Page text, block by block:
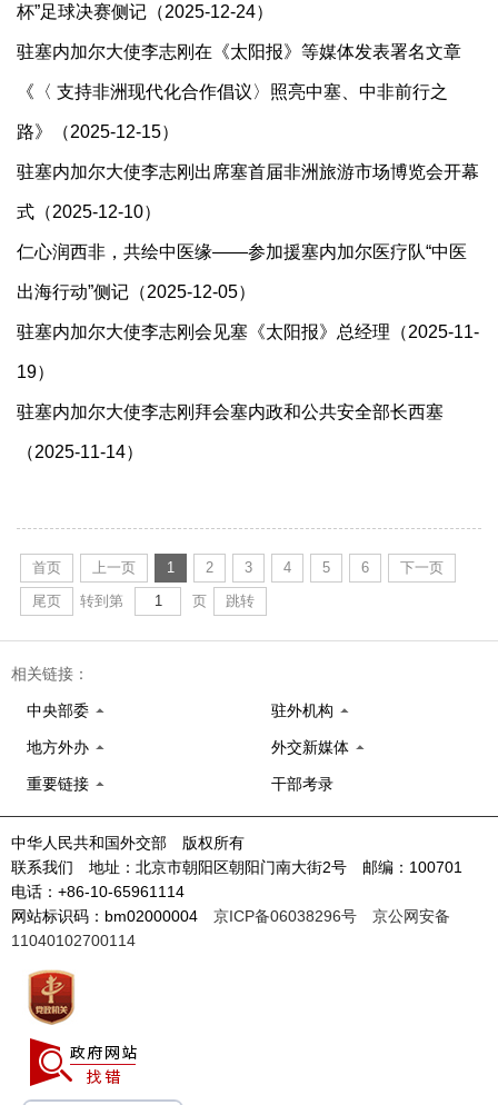
杯”足球决赛侧记（2025-12-24）
驻塞内加尔大使李志刚在《太阳报》等媒体发表署名文章
《〈 支持非洲现代化合作倡议〉照亮中塞、中非前行之
路》（2025-12-15）
驻塞内加尔大使李志刚出席塞首届非洲旅游市场博览会开幕
式（2025-12-10）
仁心润西非，共绘中医缘——参加援塞内加尔医疗队“中医
出海行动”侧记（2025-12-05）
驻塞内加尔大使李志刚会见塞《太阳报》总经理（2025-11-
19）
驻塞内加尔大使李志刚拜会塞内政和公共安全部长西塞
（2025-11-14）
首页 上一页 1 2 3 4 5 6
下一页
尾页
转到第 页 跳转
相关链接：
中央部委 驻外机构
地方外办 外交新媒体
重要链接 干部考录
中华人民共和国外交部 版权所有
联系我们 地址：北京市朝阳区朝阳门南大街2号 邮编：100701
电话：+86-10-65961114
网站标识码：bm02000004 京ICP备06038296号
京公网安备
11040102700114